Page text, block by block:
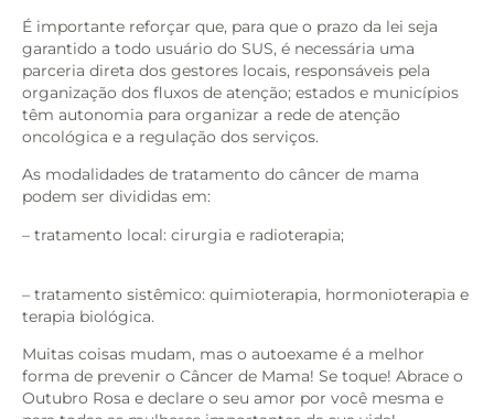
É importante reforçar que, para que o prazo da lei seja
garantido a todo usuário do SUS, é necessária uma
parceria direta dos gestores locais, responsáveis pela
organização dos fluxos de atenção; estados e municípios
têm autonomia para organizar a rede de atenção
oncológica e a regulação dos serviços.
As modalidades de tratamento do câncer de mama
podem ser divididas em:
– tratamento local: cirurgia e radioterapia;
– tratamento sistêmico: quimioterapia, hormonioterapia e
terapia biológica.
Muitas coisas mudam, mas o autoexame é a melhor
forma de prevenir o Câncer de Mama! Se toque! Abrace o
Outubro Rosa e declare o seu amor por você mesma e